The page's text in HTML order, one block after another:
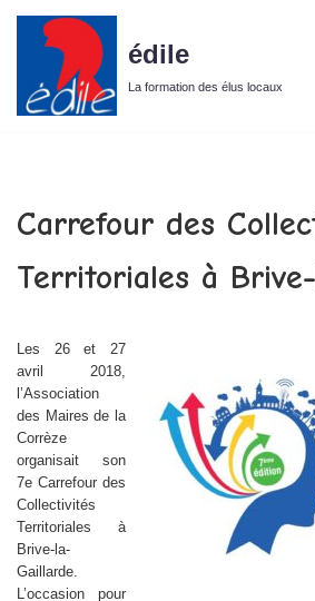
contenu
édile
La formation des élus locaux
Carrefour des
Territoriales à
Les 26 et 27
avril 2018,
l’Association
des Maires de la
Corrèze
organisait son
7e Carrefour des
Collectivités
Territoriales à
Brive-la-
Gaillarde.
L’occasion pour